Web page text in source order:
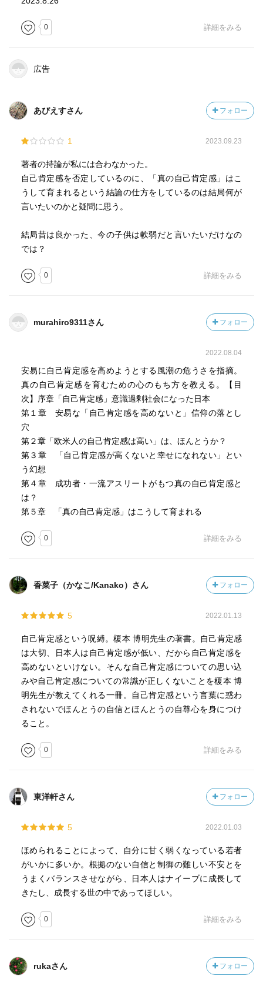
0 詳細をみる
広告
あびえすさん フォロー
1 2023.09.23
著者の持論が私には合わなかった。
自己肯定感を否定しているのに、「真の自己肯定感」はこ
うして育まれるという結論の仕方をしているのは結局何が
言いたいのかと疑問に思う。
結局昔は良かった、今の子供は軟弱だと言いたいだけなの
では？
0 詳細をみる
murahiro9311さん フォロー
2022.08.04
安易に自己肯定感を高めようとする風潮の危うさを指摘。
真の自己肯定感を育むための心のもち方を教える。【目
次】序章「自己肯定感」意識過剰社会になった日本
第１章 安易な「自己肯定感を高めないと」信仰の落とし
穴
第２章「欧米人の自己肯定感は高い」は、ほんとうか？
第３章 「自己肯定感が高くないと幸せになれない」とい
う幻想
第４章 成功者・一流アスリートがもつ真の自己肯定感と
は？
第５章 「真の自己肯定感」はこうして育まれる
0 詳細をみる
香菜子（かなこ/Kanako）さん フォロー
5 2022.01.13
自己肯定感という呪縛。榎本 博明先生の著書。自己肯定感
は大切、日本人は自己肯定感が低い、だから自己肯定感を
高めないといけない。そんな自己肯定感についての思い込
みや自己肯定感についての常識が正しくないことを榎本 博
明先生が教えてくれる一冊。自己肯定感という言葉に惑わ
されないでほんとうの自信とほんとうの自尊心を身につけ
ること。
0 詳細をみる
東洋軒さん フォロー
5 2022.01.03
ほめられることによって、自分に甘く弱くなっている若者
がいかに多いか。根拠のない自信と制御の難しい不安とを
うまくバランスさせながら、日本人はナイーブに成長して
きたし、成長する世の中であってほしい。
0 詳細をみる
rukaさん フォロー